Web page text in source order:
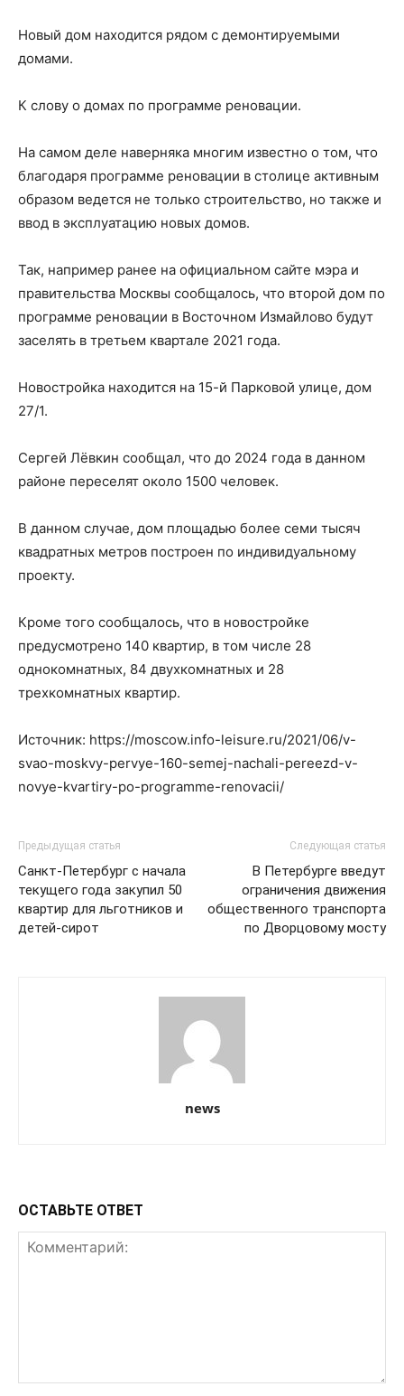
Новый дом находится рядом с демонтируемыми
домами.
К слову о домах по программе реновации.
На самом деле наверняка многим известно о том, что
благодаря программе реновации в столице активным
образом ведется не только строительство, но также и
ввод в эксплуатацию новых домов.
Так, например ранее на официальном сайте мэра и
правительства Москвы сообщалось, что второй дом по
программе реновации в Восточном Измайлово будут
заселять в третьем квартале 2021 года.
Новостройка находится на 15-й Парковой улице, дом
27/1.
Сергей Лёвкин сообщал, что до 2024 года в данном
районе переселят около 1500 человек.
В данном случае, дом площадью более семи тысяч
квадратных метров построен по индивидуальному
проекту.
Кроме того сообщалось, что в новостройке
предусмотрено 140 квартир, в том числе 28
однокомнатных, 84 двухкомнатных и 28
трехкомнатных квартир.
Источник: https://moscow.info-leisure.ru/2021/06/v-
svao-moskvy-pervye-160-semej-nachali-pereezd-v-
novye-kvartiry-po-programme-renovacii/
Предыдущая статья
Санкт-Петербург с начала
текущего года закупил 50
квартир для льготников и
детей-сирот
Следующая статья
В Петербурге введут
ограничения движения
общественного транспорта
по Дворцовому мосту
news
ОСТАВЬТЕ ОТВЕТ